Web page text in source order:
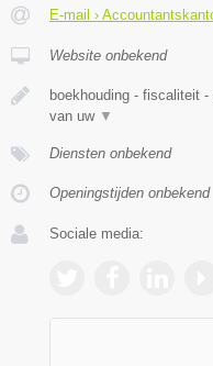
E-mail ›
Website onbekend
boekhouding - fiscaliteit
van uw ▼
Diensten onbekend
Openingstijden onbekend
Sociale media: